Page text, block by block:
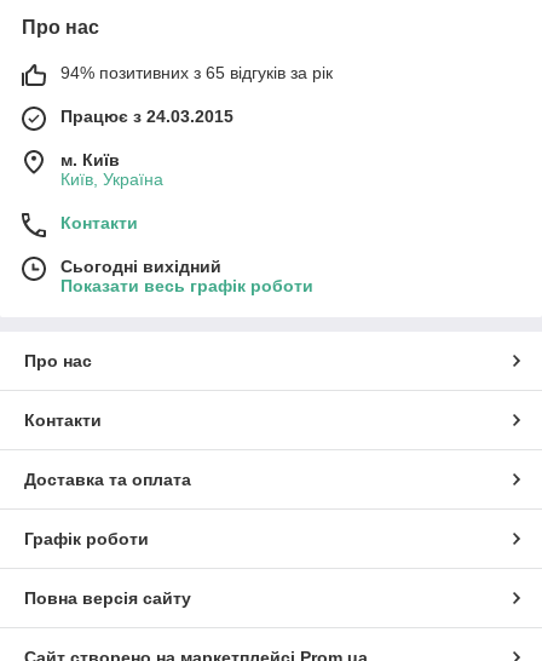
Про нас
94% позитивних з 65 відгуків за рік
Працює з 24.03.2015
м. Київ
Київ, Україна
Контакти
Сьогодні вихідний
Показати весь графік роботи
Про нас
Контакти
Доставка та оплата
Графік роботи
Повна версія сайту